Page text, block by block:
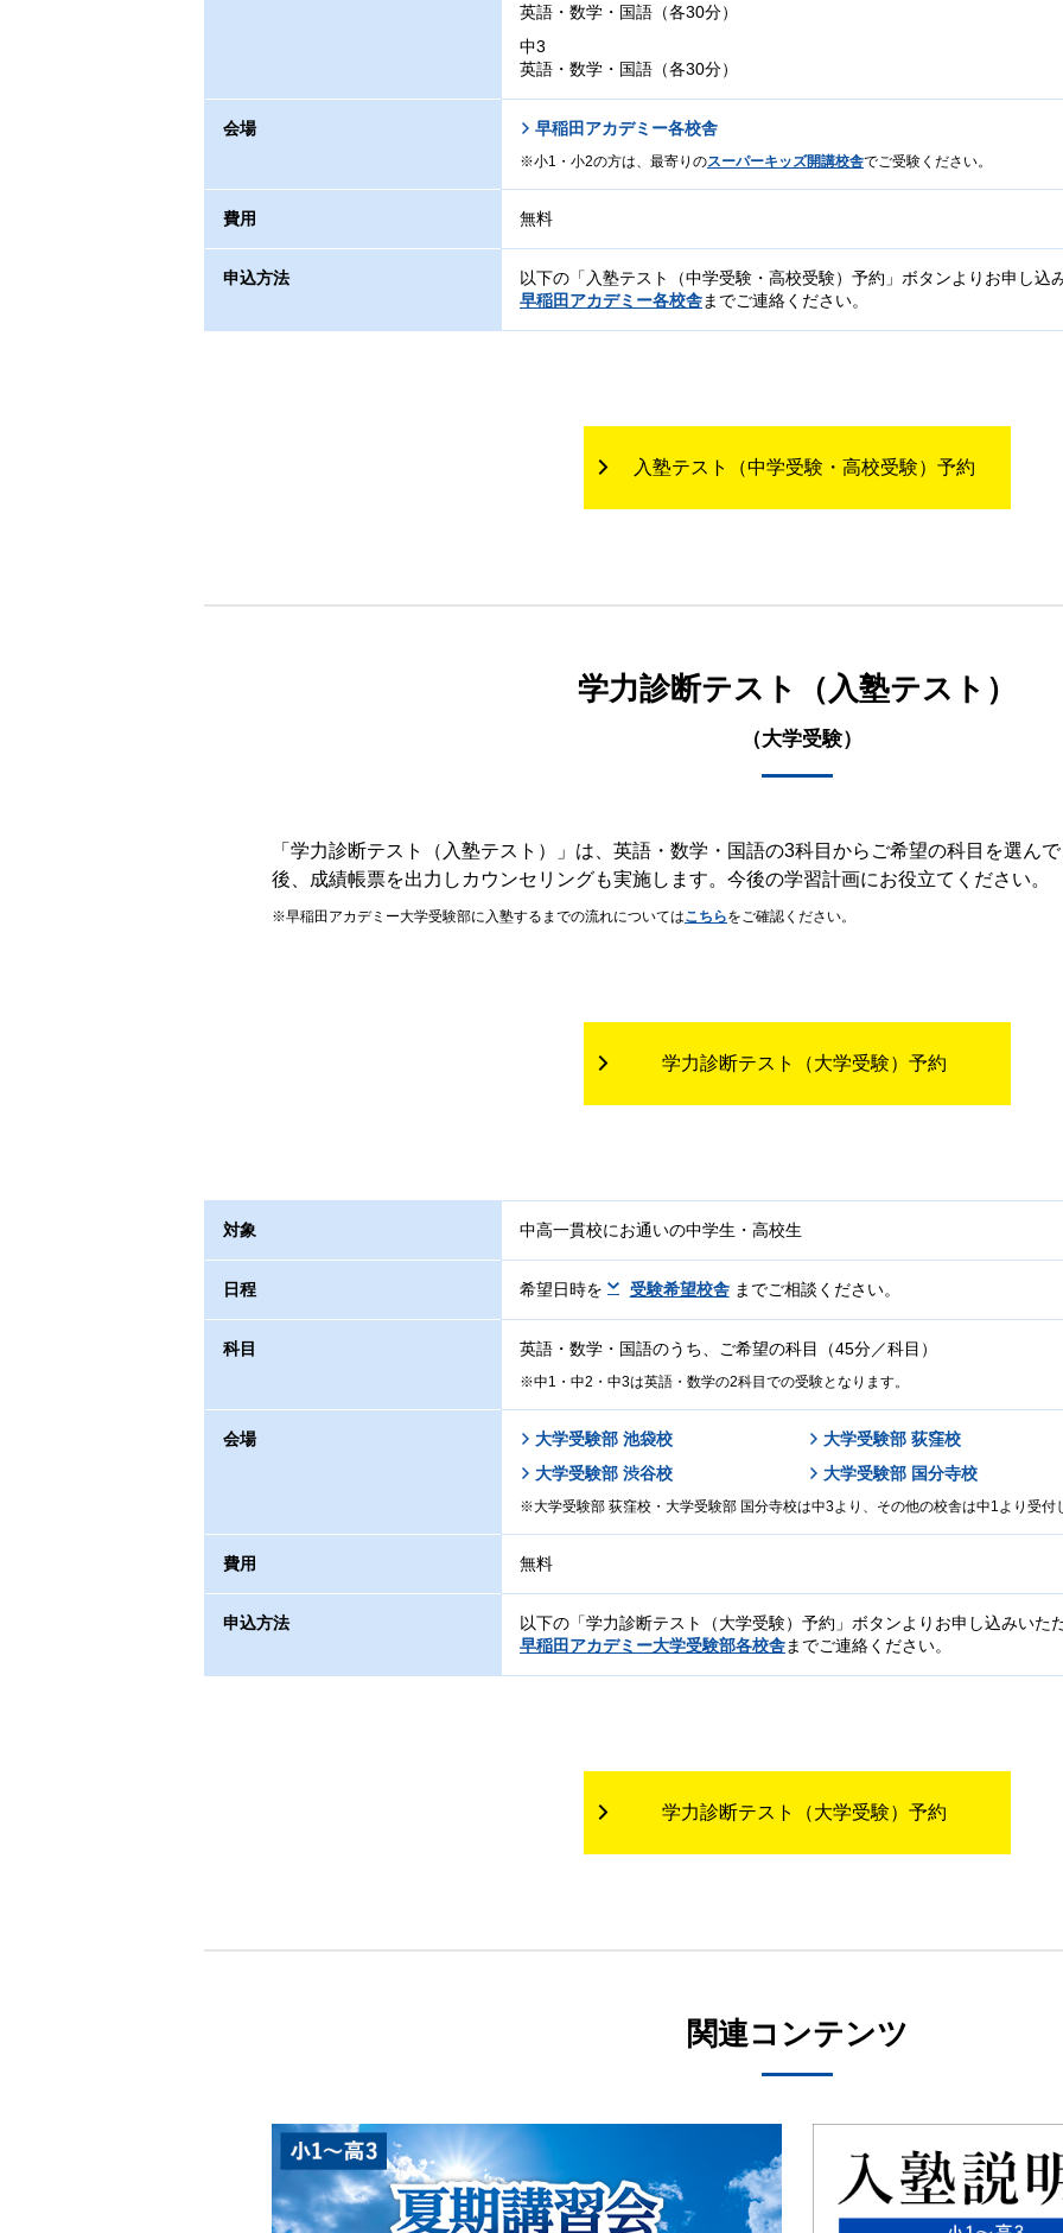
英語・数学・国語（各30分）
中3
英語・数学・国語（各30分）
会場 早稲田アカデミー各校舎
小1・小2の方は、最寄りのスーパーキッズ開講校舎でご受験ください。
費用 無料
申込方法
以下の「入塾テスト（中学受験・高校受験）予約」ボタンよりお申し込
早稲田アカデミー各校舎までご連絡ください。
入塾テスト（中学受験・高校受験）予約
学力診断テスト（入塾テスト）
（大学受験）
「学力診断テスト（入塾テスト）」は、英語・数学・国語の3科目からご希望の科目を選ん
後、成績帳票を出力しカウンセリングも実施します。今後の学習計画にお役立てください。
早稲田アカデミー大学受験部に入塾するまでの流れについてはこちらをご確認ください。
学力診断テスト（大学受験）予約
対象 中高一貫校にお通いの中学生・高校生
日程 希望日時を 受験希望校舎までご相談ください。
科目 英語・数学・国語のうち、ご希望の科目（45分／科目）
中1・中2・中3は英語・数学の2科目での受験となります。
会場 大学受験部 池袋校 大学受験部 荻窪校
大学受験部 渋谷校
大学受験部 国分寺校
大学受験部 荻窪校・大学受験部 国分寺校は中3より、その他の校舎は中1より受付
費用 無料
申込方法
以下の「学力診断テスト（大学受験）予約」ボタンよりお申し込みいた
早稲田アカデミー大学受験部各校舎までご連絡ください。
学力診断テスト（大学受験）予約
関連コンテンツ